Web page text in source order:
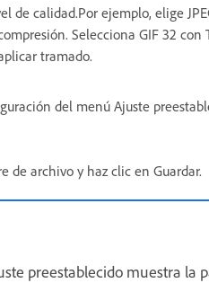
de calidad.Por ejemplo, elige
Selecciona GIF 32 con
tramado.
del menú Ajuste
de archivo y haz clic en Guardar.
preestablecido muestra la